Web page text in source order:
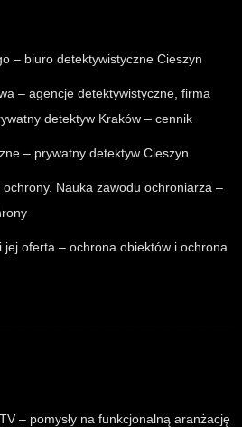
– biuro detektywistyczne Cieszyn
– agencje detektywistyczne, firma
detektyw Kraków – cennik
– prywatny detektyw Cieszyn
Nauka zawodu ochroniarza –
jej oferta – ochrona obiektów i ochrona
– pomysły na funkcjonalną aranżację